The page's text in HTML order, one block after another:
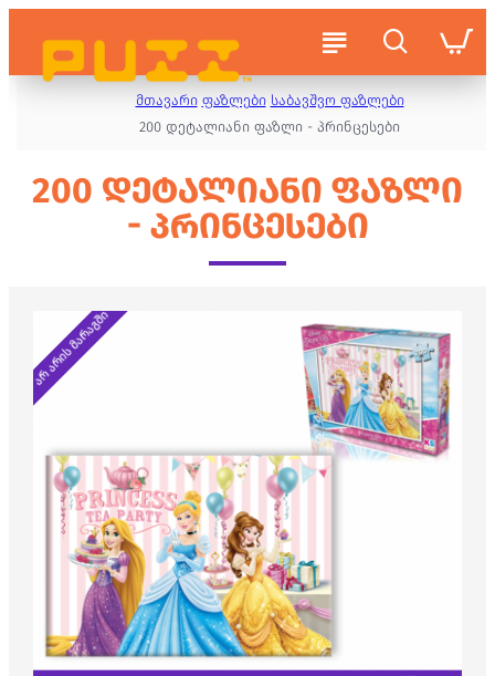
მთავარი ფაზლები საბავშვო ფაზლები
200 დეტალიანი ფაზლი - პრინცესები
200 ᲓᲔᲢᲐᲚᲘᲐᲜᲘ ᲤᲐᲖᲚᲘ
- ᲞᲠᲘᲜᲪᲔᲡᲔᲑᲘ
არ არის მარაგში